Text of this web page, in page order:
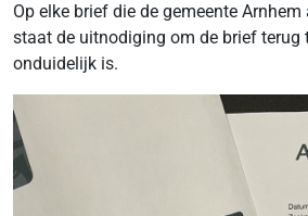
Op elke brief die de gemeente
staat de uitnodiging om de brief terug
onduidelijk is.